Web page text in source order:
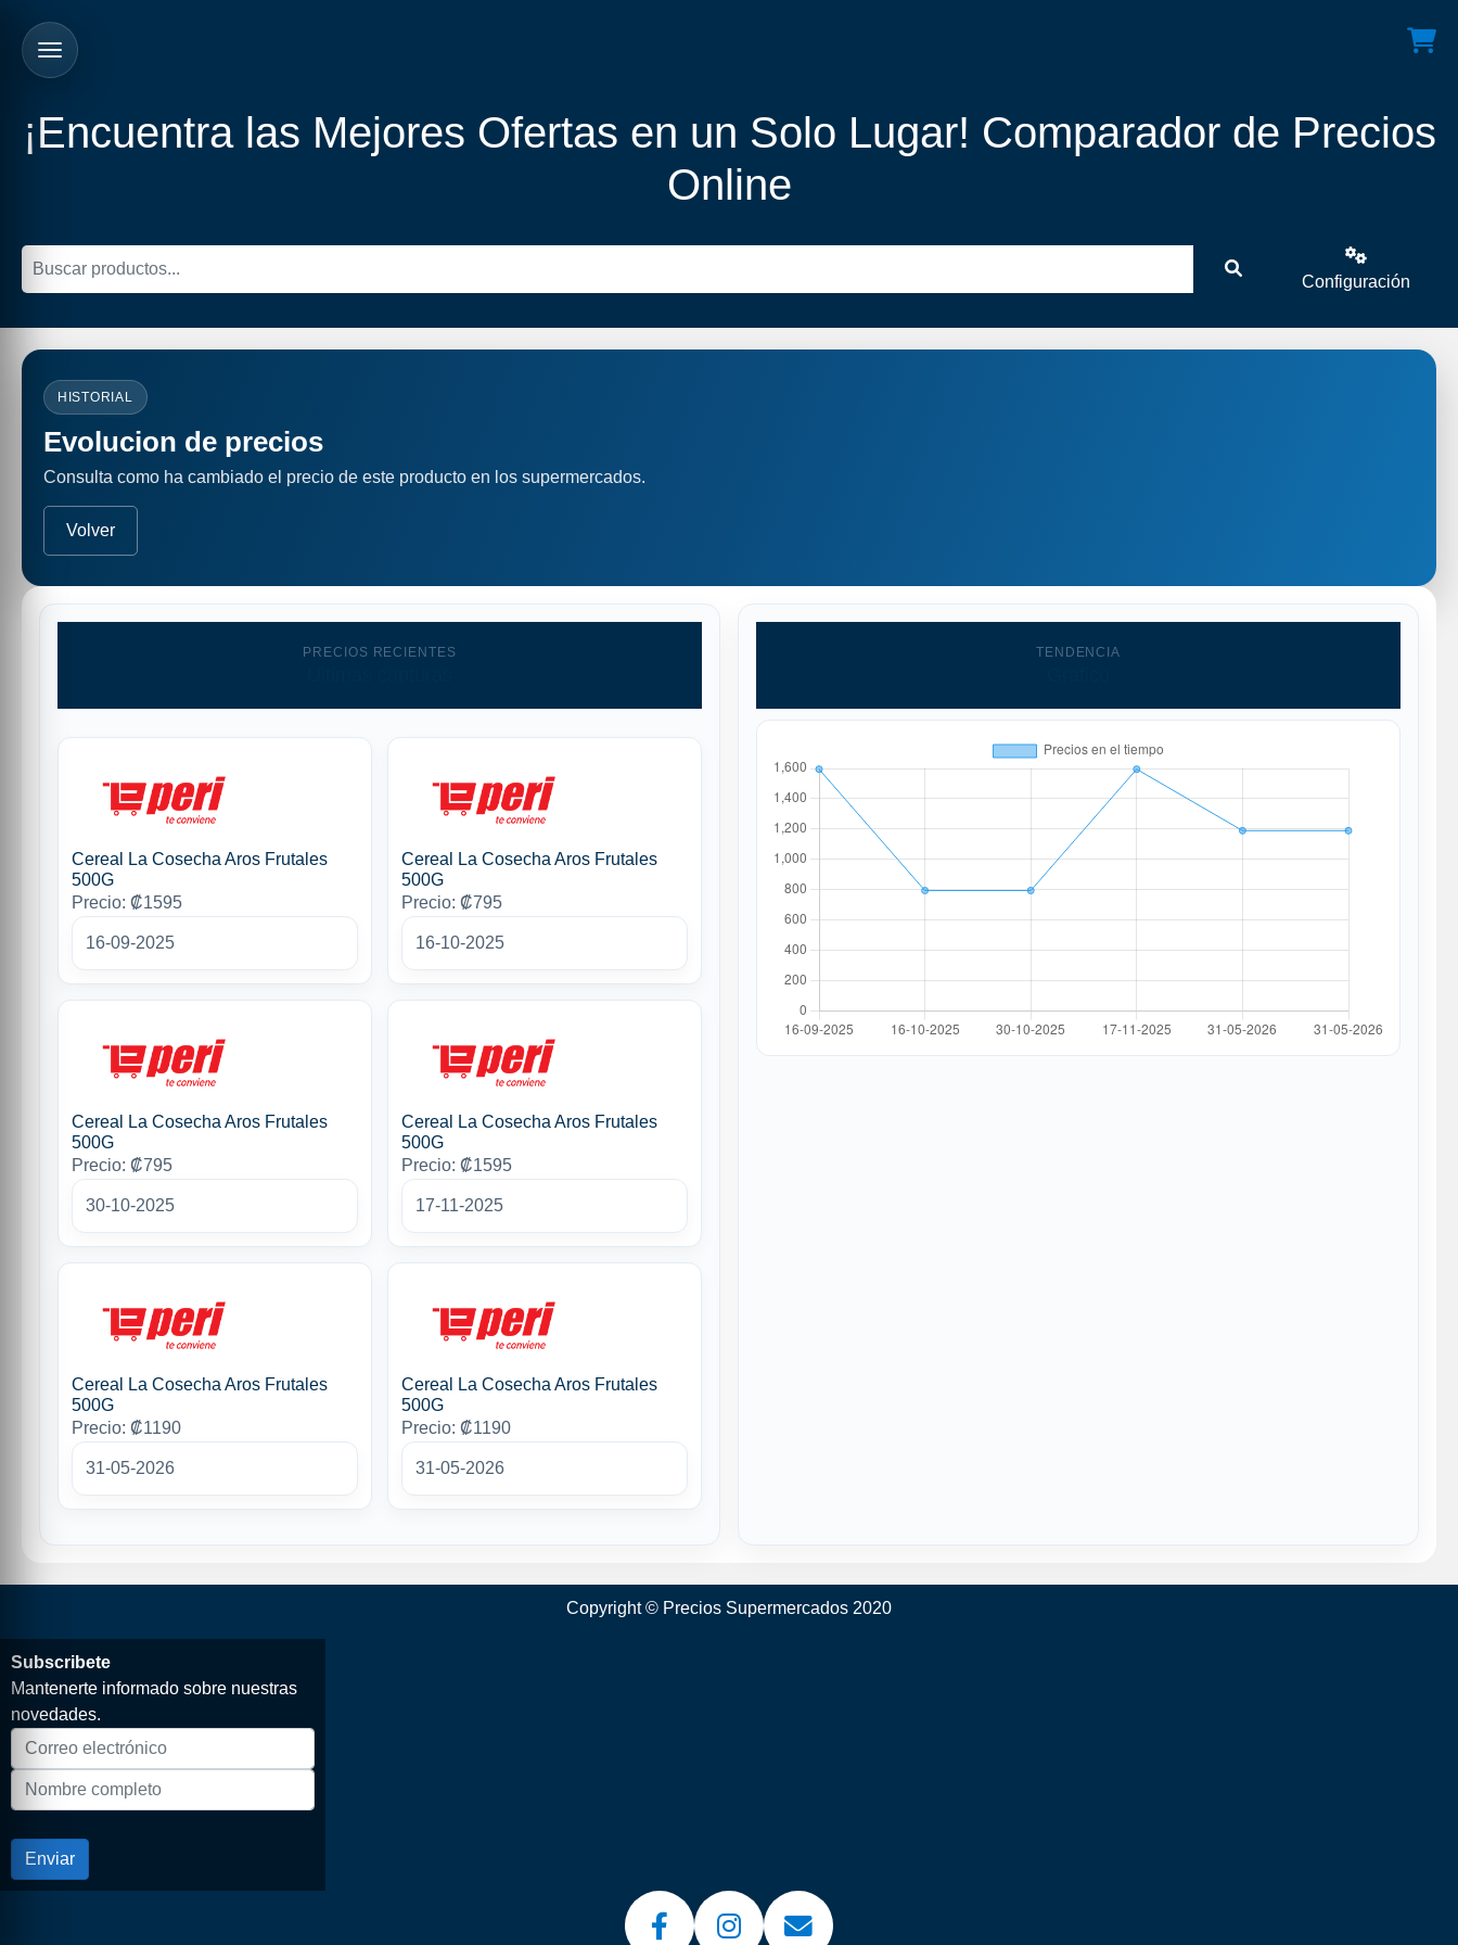
¡Encuentra las Mejores Ofertas en un Solo Lugar! Comparador de Precios
Online
Configuración
HISTORIAL
Evolucion de precios
Consulta como ha cambiado el precio de este producto en los supermercados.
Volver
PRECIOS RECIENTES
Cereal La Cosecha Aros Frutales
500G
Precio: ₡1595
16-09-2025
Cereal La Cosecha Aros Frutales
500G
Precio: ₡795
16-10-2025
Cereal La Cosecha Aros Frutales
500G
Precio: ₡795
30-10-2025
Cereal La Cosecha Aros Frutales
500G
Precio: ₡1595
17-11-2025
Cereal La Cosecha Aros Frutales
500G
Precio: ₡1190
31-05-2026
Cereal La Cosecha Aros Frutales
500G
Precio: ₡1190
31-05-2026
TENDENCIA
Copyright © Precios Supermercados 2020
Subscribete
Mantenerte informado sobre nuestras
novedades.